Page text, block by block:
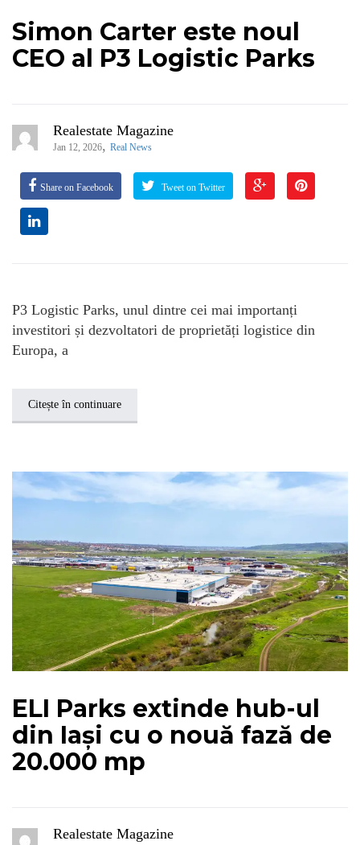
Simon Carter este noul
CEO al P3 Logistic Parks
Realestate Magazine
Jan 12, 2026, Real News
Share on Facebook Tweet on Twitter
P3 Logistic Parks, unul dintre cei mai importanți
investitori și dezvoltatori de proprietăți logistice din
Europa, a
Citește în continuare
ELI Parks extinde hub-ul
din Iași cu o nouă fază de
20.000 mp
Realestate Magazine